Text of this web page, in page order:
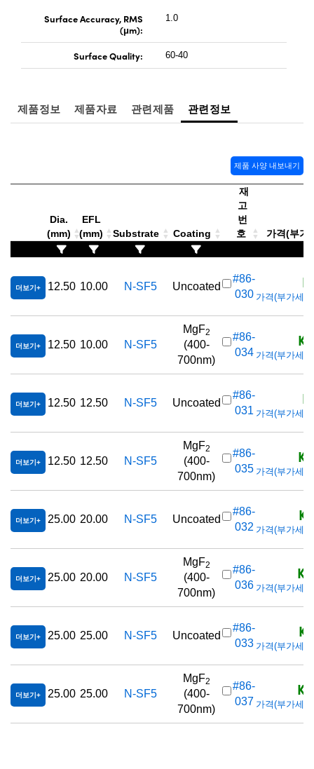
Surface Accuracy, RMS
(μm):
1.0
Surface Quality: 60-40
제품정보 제품자료 관련제품 관련정보
제품 사양 내보내기
Dia.
(mm)
EFL
(mm)
Substrate Coating
재
고
번
호
가격(부
더보기 12.50 10.00 N-SF5 Uncoated
#86-
030 가격(부가세
더보기 12.50 10.00 N-SF5
MgF2
(400-
700nm)
#86-
034 가격(부가세
더보기 12.50 12.50 N-SF5 Uncoated
#86-
031 가격(부가세
더보기 12.50 12.50 N-SF5
MgF2
(400-
700nm)
#86-
035 가격(부가세
더보기 25.00 20.00 N-SF5 Uncoated
#86-
032 가격(부가세
더보기 25.00 20.00 N-SF5
MgF2
(400-
700nm)
#86-
036 가격(부가세
더보기 25.00 25.00 N-SF5 Uncoated
#86-
033 가격(부가세
더보기 25.00 25.00 N-SF5
MgF2
(400-
700nm)
#86-
037 가격(부가세